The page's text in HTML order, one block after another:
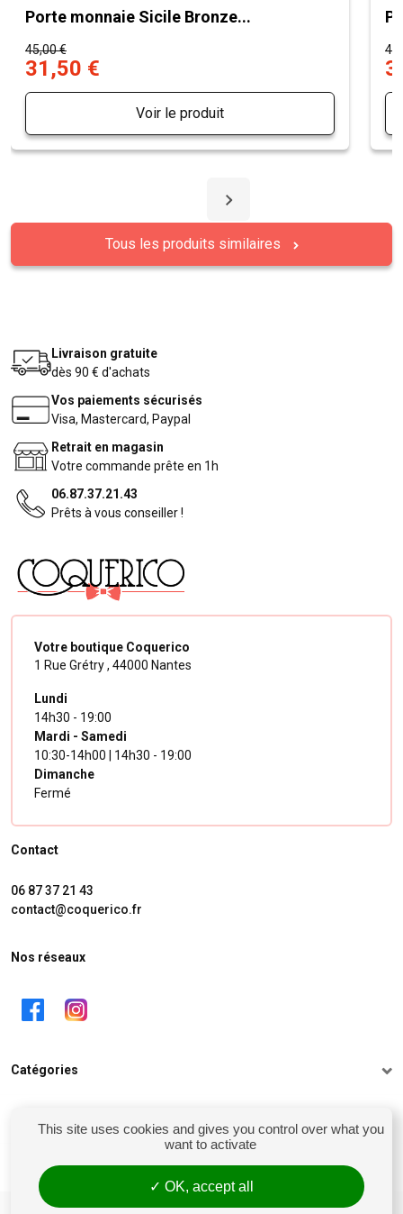
Porte monnaie Sicile Bronze...
45,00 €
31,50 €
Voir le produit
Tous les produits similaires
Livraison gratuite
dès 90 € d'achats
Vos paiements sécurisés
Visa, Mastercard, Paypal
Retrait en magasin
Votre commande prête en 1h
06.87.37.21.43
Prêts à vous conseiller !
Votre boutique Coquerico
1 Rue Grétry , 44000 Nantes
Lundi
14h30 - 19:00
Mardi - Samedi
10:30-14h00 | 14h30 - 19:00
Dimanche
Fermé
Contact
06 87 37 21 43
contact@coquerico.fr
Nos réseaux
Catégories
Mon compte
siret : 81238106900028
This site uses cookies and gives you control over what you
want to activate
OK, accept all